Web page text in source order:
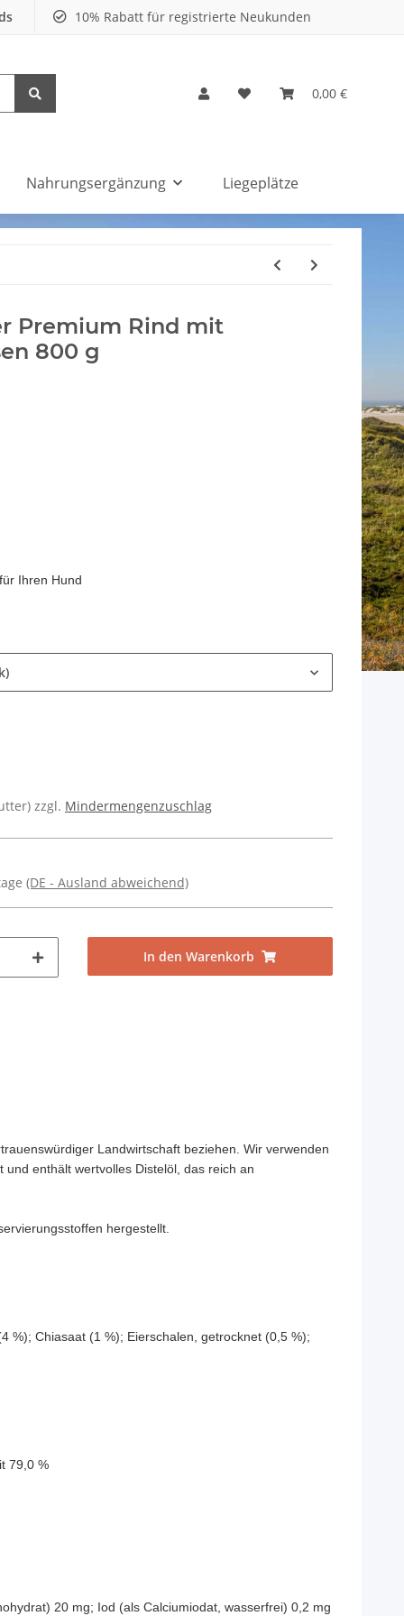
10% Rabatt für registrierte Neukunden
0,00 €
Nahrungsergänzung Liegeplätze
Premium Rind mit
800 g
Ihren Hund
zzgl. Mindermengenzuschlag
(DE - Ausland abweichend)
In den Warenkorb
Landwirtschaft beziehen. Wir verwenden
enthält wertvolles Distelöl, das reich an
hergestellt.
%); Chiasaat (1 %); Eierschalen, getrocknet (0,5 %);
79,0 %
20 mg; Iod (als Calciumiodat, wasserfrei) 0,2 mg